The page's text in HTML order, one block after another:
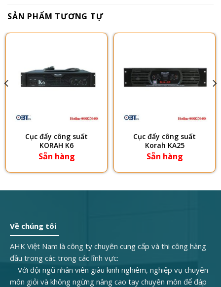
SẢN PHẨM TƯƠNG TỰ
Cục đẩy công suất
KORAH K6
Sẵn hàng
Cục đẩy công suất
Korah KA25
Sẵn hàng
Về chúng tôi
AHK Việt Nam là công ty chuyên cung cấp và thi công hàng
đầu trong các trong các lĩnh vực:
Với đội ngũ nhân viên giàu kinh nghiêm, nghiệp vụ chuyên
môn giỏi và không ngừng nâng cao tay chuyên môn để đáp